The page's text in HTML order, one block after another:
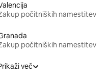
počitniških namestitev
počitniških namestitev
več